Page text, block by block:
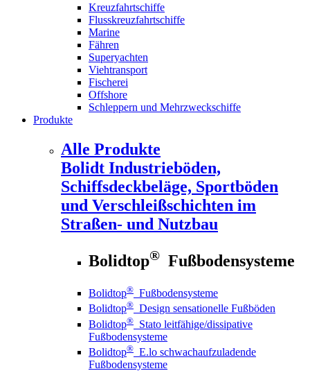
Kreuzfahrtschiffe
Flusskreuzfahrtschiffe
Marine
Fähren
Superyachten
Viehtransport
Fischerei
Offshore
Schleppern und Mehrzweckschiffe
Produkte
Alle Produkte
Bolidt Industrieböden,
Schiffsdeckbeläge, Sportböden
und Verschleißschichten im
Straßen- und Nutzbau
Bolidtop® Fußbodensysteme
Bolidtop® Fußbodensysteme
Bolidtop® Design sensationelle Fußböden
Bolidtop® Stato leitfähige/dissipative
Fußbodensysteme
Bolidtop® E.lo schwachaufzuladende
Fußbodensysteme